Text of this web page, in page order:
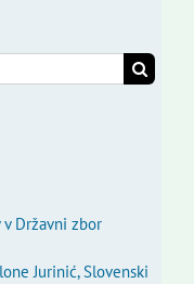
Državni zbor
Jurinić, Slovenski